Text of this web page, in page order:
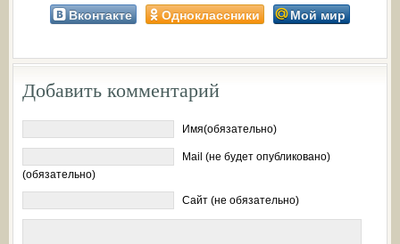
Вконтакте Одноклассники Мой мир
Добавить комментарий
Имя(обязательно)
Mail (не будет опубликовано)
(обязательно)
Сайт (не обязательно)